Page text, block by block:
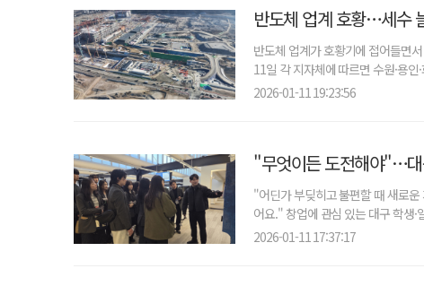
반도체 업계 호황…세수
반도체 업계가 호황기에 접어들면
11일 각 지자체에 따르면 수원·용
2026-01-11 19:23:56
"무엇이든 도전해야"…대
"어딘가 부딪히고 불편할 때 새로
어요." 창업에 관심 있는 대구 학생
2026-01-11 17:37:17